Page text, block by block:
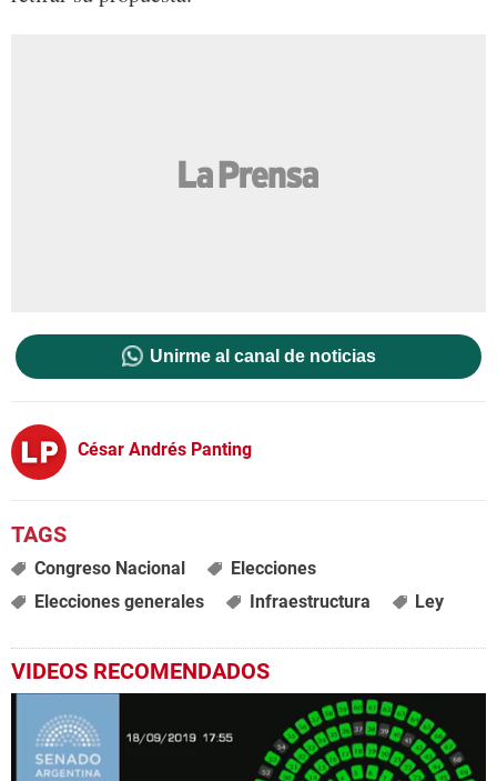
Unirme al canal de noticias
César Andrés Panting
Congreso Nacional
Elecciones
Elecciones generales
Infraestructura Ley
VIDEOS RECOMENDADOS